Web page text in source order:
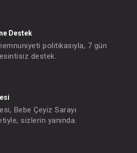
Destek
politikasıyla, 7 gün
destek.
Bebe Çeyiz Sarayı
sizlerin yanında.